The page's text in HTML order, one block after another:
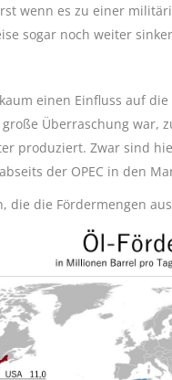
wenn es zu einer
sogar noch weiter
einen Einfluss auf
Überraschung war,
produziert. Zwar sind
der OPEC in den
die Fördermengen